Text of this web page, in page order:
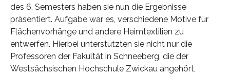
des 6. Semesters haben sie nun die Ergebnisse
präsentiert. Aufgabe war es, verschiedene Motive für
Flächenvorhänge und andere Heimtextilien zu
entwerfen. Hierbei unterstützten sie nicht nur die
Professoren der Fakultät in Schneeberg, die der
Westsächsischen Hochschule Zwickau angehört,